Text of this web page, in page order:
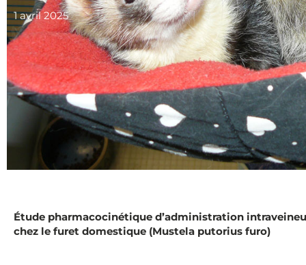
1 avril 2025
Étude pharmacocinétique d’administration
chez le furet domestique (Mustela putorius furo)